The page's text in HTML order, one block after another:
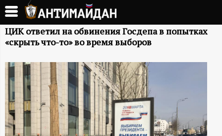
Перейти
основному
содержанию
А
Т
И
М
ЦИК ответил на обвинения Госдепа в попытках
«скрыть что-то» во время выборов